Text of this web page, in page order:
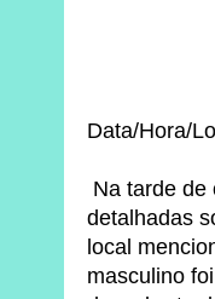
Data/Hora/
Na tarde de
detalhadas
local
masculino